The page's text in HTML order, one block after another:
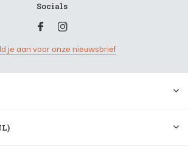
Socials
je aan voor onze nieuwsbrief